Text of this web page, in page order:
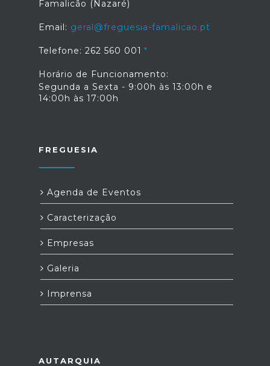
Famalicão (Nazaré)
Email: geral@freguesia-famalicao.pt
Telefone: 262 560 001
Horário de Funcionamento:
Segunda a Sexta - 9:00h às 13:00h e
14:00h às 17:00h
FREGUESIA
Agenda de Eventos
Caracterização
Empresas
Galeria
Imprensa
AUTARQUIA